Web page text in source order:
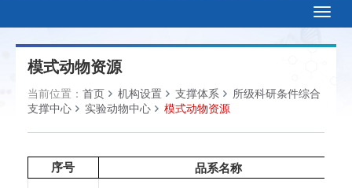
模式动物资源
当前位置： 首页 机构设置 支撑体系
所级科研条件综合
支撑中心
实验动物中心 模式动物资源
序号 品系名称